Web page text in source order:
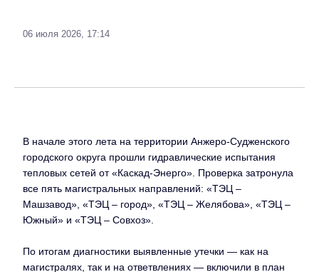
06 июля 2026, 17:14
В начале этого лета на территории Анжеро-Судженского
городского округа прошли гидравлические испытания
тепловых сетей от «Каскад-Энерго». Проверка затронула
все пять магистральных направлений: «ТЭЦ –
Машзавод», «ТЭЦ – город», «ТЭЦ – Желябова», «ТЭЦ –
Южный» и «ТЭЦ – Совхоз».
По итогам диагностики выявленные утечки — как на
магистралях, так и на ответвлениях — включили в план